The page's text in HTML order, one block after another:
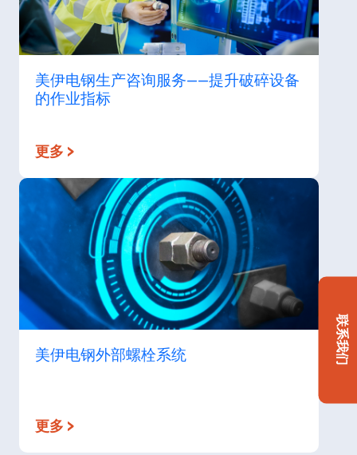
美伊电钢生产咨询服务——提升破碎设备
的作业指标
更多 >
美伊电钢外部螺栓系统
更多 >
联系我们